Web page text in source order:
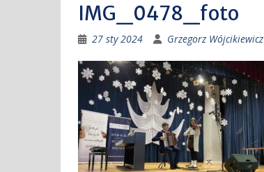
IMG_0478_foto
27 sty 2024 Grzegorz Wójcikiewicz